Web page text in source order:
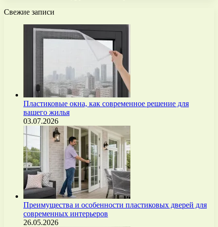
Свежие записи
Пластиковые окна, как современное решение для
вашего жилья
03.07.2026
Преимущества и особенности пластиковых дверей для
современных интерьеров
26.05.2026